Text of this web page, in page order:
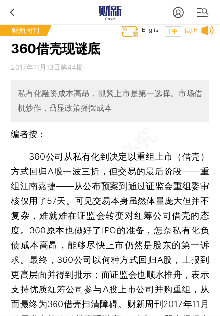
财新周刊 试听
T中
English
360借壳现谜底
2017年11月13日第44期
私有化融资成本高昂，抓紧上市是第一选择。市场借
机炒作，凸显政策摇摆成本
编者按：
360公司从私有化到决定以重组上市（借壳）
方式回归A股一波三折，但交易的最后阶段——重
组江南嘉捷——从公布预案到通过证监会重组委审
核仅用了57天。可见交易本身虽然体量庞大但并不
复杂，难就难在证监会转变对红筹公司借壳的态
度。360原本也做好了IPO的准备，怎奈私有化负
债成本高昂，能够尽快上市仍然是股东的第一诉
求。最终，360公司以何种方式回归A股，上报到
更高层面并得到批示；而证监会也顺水推舟，表示
支持优质红筹公司参与A股上市公司并购重组，从
而最终为360借壳扫清障碍。财新周刊2017年11月